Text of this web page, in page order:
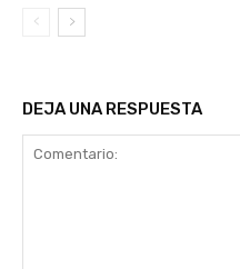
DEJA UNA RESPUESTA